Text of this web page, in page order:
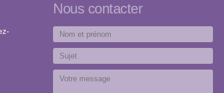
Nous contacter